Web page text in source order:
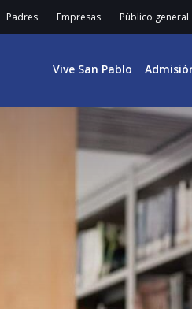
Padres Empresas Público general
Vive San Pablo